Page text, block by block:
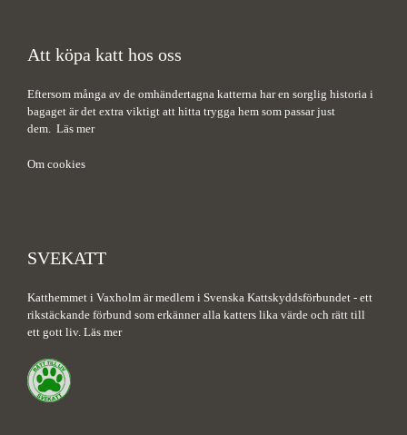
Att köpa katt hos oss
Eftersom många av de omhändertagna katterna har en sorglig historia i
bagaget är det extra viktigt att hitta trygga hem som passar just
dem. Läs mer
Om cookies
SVEKATT
Katthemmet i Vaxholm är medlem i Svenska Kattskyddsförbundet - ett
rikstäckande förbund som erkänner alla katters lika värde och rätt till
ett gott liv. Läs mer